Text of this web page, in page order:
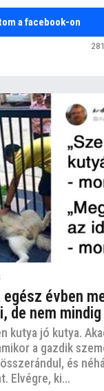
a facebook-on
281
évben
de nem
kutya jó kutya.
a gazdik
és
Elvégre, ki...